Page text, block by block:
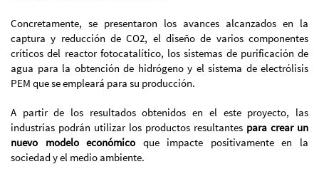
Concretamente, se presentaron los avances alcanzados en la
captura y reducción de CO2, el diseño de varios componentes
críticos del reactor fotocatalítico, los sistemas de purificación de
agua para la obtención de hidrógeno y el sistema de electrólisis
PEM que se empleará para su producción.
A partir de los resultados obtenidos en el este proyecto, las
industrias podrán utilizar los productos resultantes para crear un
nuevo modelo económico que impacte positivamente en la
sociedad y el medio ambiente.